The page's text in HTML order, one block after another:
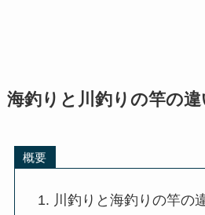
海釣りと川釣りの竿の
概要
川釣りと海釣りの竿の